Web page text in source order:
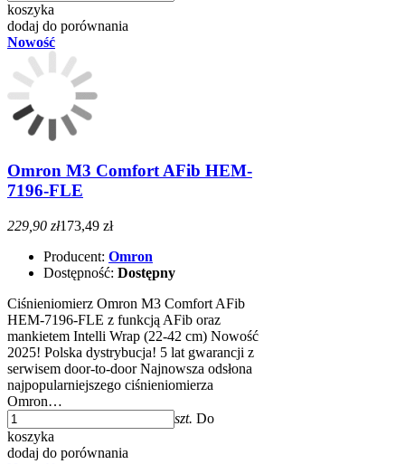
koszyka
dodaj do porównania
Nowość
Omron M3 Comfort AFib HEM-
7196-FLE
229,90 zł173,49 zł
Producent: Omron
Dostępność: Dostępny
Ciśnieniomierz Omron M3 Comfort AFib
HEM-7196-FLE z funkcją AFib oraz
mankietem Intelli Wrap (22-42 cm) Nowość
2025! Polska dystrybucja! 5 lat gwarancji z
serwisem door-to-door Najnowsza odsłona
najpopularniejszego ciśnieniomierza
Omron…
szt. Do
koszyka
dodaj do porównania